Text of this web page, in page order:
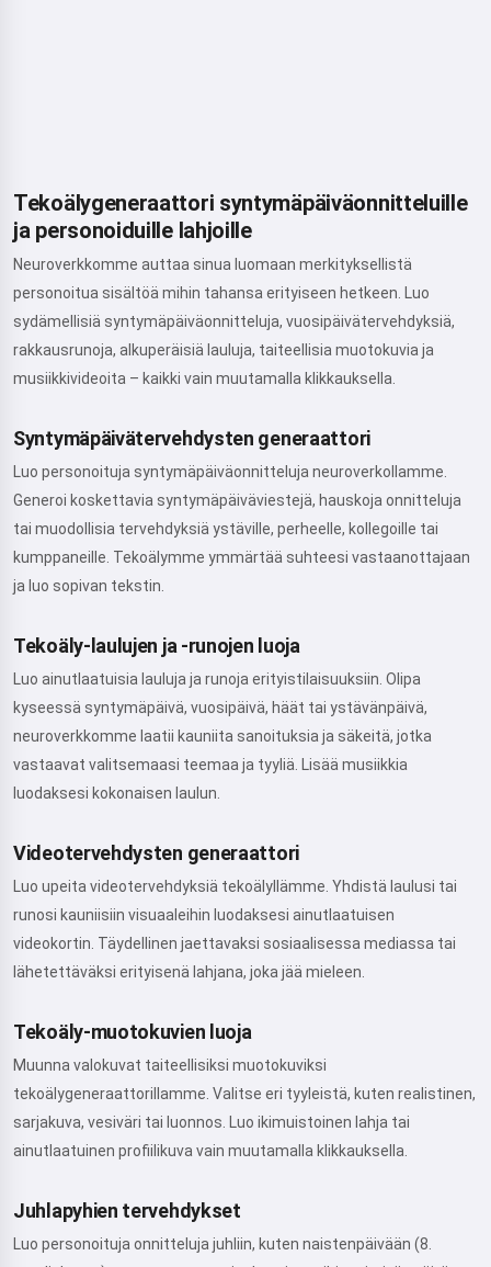
Tekoälygeneraattori syntymäpäiväonnitteluille
ja personoiduille lahjoille
Neuroverkkomme auttaa sinua luomaan merkityksellistä
personoitua sisältöä mihin tahansa erityiseen hetkeen. Luo
sydämellisiä syntymäpäiväonnitteluja, vuosipäivätervehdyksiä,
rakkausrunoja, alkuperäisiä lauluja, taiteellisia muotokuvia ja
musiikkivideoita – kaikki vain muutamalla klikkauksella.
Syntymäpäivätervehdysten generaattori
Luo personoituja syntymäpäiväonnitteluja neuroverkollamme.
Generoi koskettavia syntymäpäiväviestejä, hauskoja onnitteluja
tai muodollisia tervehdyksiä ystäville, perheelle, kollegoille tai
kumppaneille. Tekoälymme ymmärtää suhteesi vastaanottajaan
ja luo sopivan tekstin.
Tekoäly-laulujen ja -runojen luoja
Luo ainutlaatuisia lauluja ja runoja erityistilaisuuksiin. Olipa
kyseessä syntymäpäivä, vuosipäivä, häät tai ystävänpäivä,
neuroverkkomme laatii kauniita sanoituksia ja säkeitä, jotka
vastaavat valitsemaasi teemaa ja tyyliä. Lisää musiikkia
luodaksesi kokonaisen laulun.
Videotervehdysten generaattori
Luo upeita videotervehdyksiä tekoälyllämme. Yhdistä laulusi tai
runosi kauniisiin visuaaleihin luodaksesi ainutlaatuisen
videokortin. Täydellinen jaettavaksi sosiaalisessa mediassa tai
lähetettäväksi erityisenä lahjana, joka jää mieleen.
Tekoäly-muotokuvien luoja
Muunna valokuvat taiteellisiksi muotokuviksi
tekoälygeneraattorillamme. Valitse eri tyyleistä, kuten realistinen,
sarjakuva, vesiväri tai luonnos. Luo ikimuistoinen lahja tai
ainutlaatuinen profiilikuva vain muutamalla klikkauksella.
Juhlapyhien tervehdykset
Luo personoituja onnitteluja juhliin, kuten naistenpäivään (8.